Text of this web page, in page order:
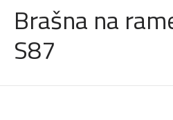
Brašna na
S87